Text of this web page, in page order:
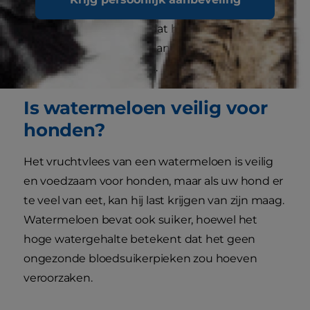
veroorzaakt geen ongezonde pieken in de
bloedsuikerspiegel, omdat het vezelgehalte
honden helpt de suiker langzaam in de
bloedbaan op te nemen.
Is watermeloen veilig voor
honden?
Het vruchtvlees van een watermeloen is veilig
en voedzaam voor honden, maar als uw hond er
te veel van eet, kan hij last krijgen van zijn maag.
Watermeloen bevat ook suiker, hoewel het
hoge watergehalte betekent dat het geen
ongezonde bloedsuikerpieken zou hoeven
veroorzaken.